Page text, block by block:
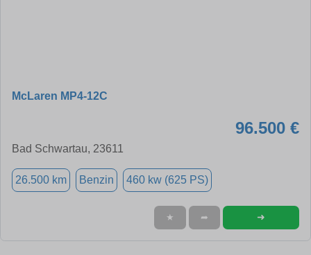
McLaren MP4-12C
96.500 €
Bad Schwartau, 23611
26.500 km Benzin 460 kw (625 PS)
★ ➦ ➜